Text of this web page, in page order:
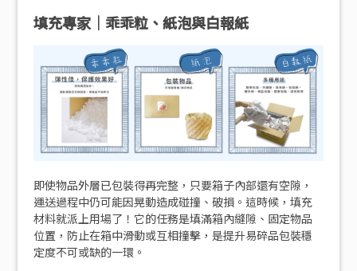
填充專家｜乖乖粒、紙泡與白報紙
即使物品外層已包裝得再完整，只要箱子內部還有空隙，
運送過程中仍可能因晃動造成碰撞、破損。這時候，填充
材料就派上用場了！它的任務是填滿箱內縫隙、固定物品
位置，防止在箱中滑動或互相撞擊，是提升易碎品包裝穩
定度不可或缺的一環。